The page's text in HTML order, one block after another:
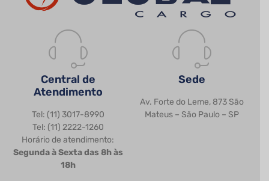
Central de
Atendimento
Tel: (11) 3017-8990
Tel: (11) 2222-1260
Horário de atendimento:
Segunda à Sexta das 8h às
18h
Sede
Av. Forte do Leme, 873 São
Mateus – São Paulo – SP